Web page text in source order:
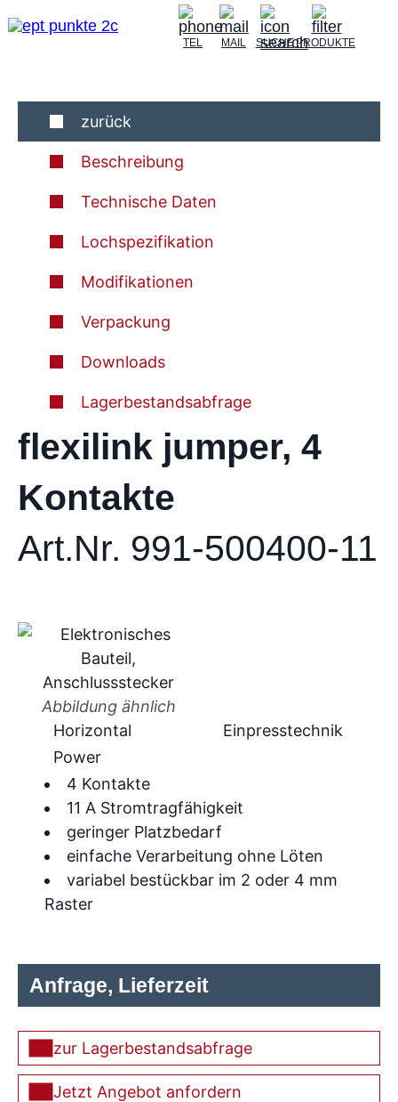
TEL MAIL SUCHEPRODUKTE
zurück
Beschreibung
Technische Daten
Lochspezifikation
Modifikationen
Verpackung
Downloads
Lagerbestandsabfrage
flexilink jumper, 4
Kontakte
Art.Nr. 991-500400-11
Abbildung ähnlich
4 Kontakte
11 A Stromtragfähigkeit
geringer Platzbedarf
einfache Verarbeitung ohne Löten
variabel bestückbar im 2 oder 4 mm
Raster
Horizontal
Einpresstechnik
Power
Anfrage, Lieferzeit
zur Lagerbestandsabfrage
Jetzt Angebot anfordern